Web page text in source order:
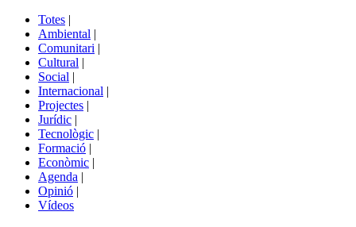
Totes |
Ambiental |
Comunitari |
Cultural |
Social |
Internacional |
Projectes |
Jurídic |
Tecnològic |
Formació |
Econòmic |
Agenda |
Opinió |
Vídeos